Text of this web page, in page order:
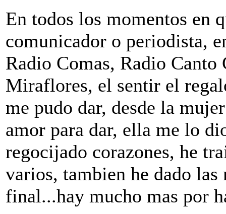
En todos los momentos en
comunicador o periodista,
Radio Comas, Radio
Miraflores, el sentir el
me pudo dar, desde la
amor para dar, ella me lo
regocijado corazones, he
varios, tambien he dado
final...hay mucho mas por